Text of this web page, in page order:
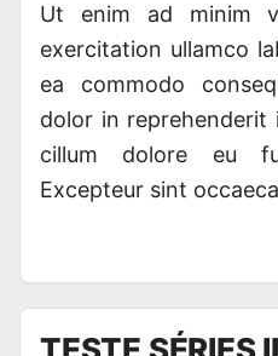
Ut enim ad minim
exercitation ullamco
ea commodo
dolor in reprehenderit
cillum dolore eu
Excepteur sint